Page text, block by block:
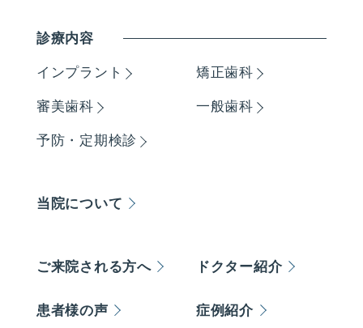
診療内容
インプラント 矯正歯科
審美歯科 一般歯科
予防・定期検診
当院について
ご来院される方へ ドクター紹介
患者様の声 症例紹介